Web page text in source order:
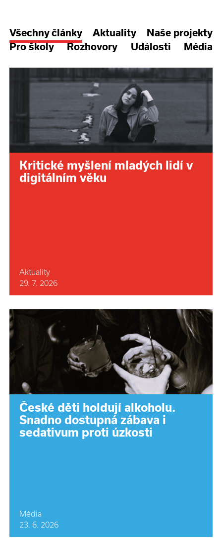
Všechny články Aktuality
Naše projekty
Pro školy
Rozhovory Události Média
Kritické myšlení mladých lidí v
digitálním věku
Aktuality
29. 7. 2026
České děti holdují alkoholu.
Snadno dostupná zábava i
sedativum proti úzkosti
Média
23. 6. 2026